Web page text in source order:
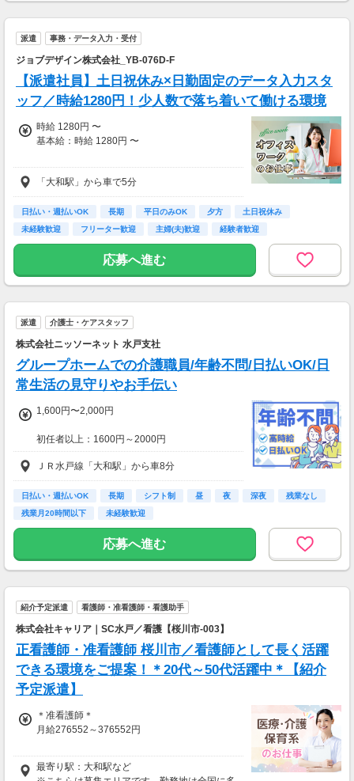
派遣 事務・データ入力・受付
ジョブデザイン株式会社_YB-076D-F
【派遣社員】土日祝休み×日勤固定のデータ入力スタ
ッフ／時給1280円！少人数で落ち着いて働ける環境
時給 1280円 〜
基本給：時給 1280円 〜
時給：1280円
・通勤手当あり
・残業代別途全額支給
「大和駅」から車で5分
日払い・週払いOK 長期 平日のみOK 夕方
土日祝休み
未経験歓迎
フリーター歓迎 主婦(夫)歓迎 経験者歓迎
応募へ進む
派遣 介護士・ケアスタッフ
株式会社ニッソーネット 水戸支社
グループホームでの介護職員/年齢不問/日払いOK/日
常生活の見守りやお手伝い
1,600円〜2,000円
初任者以上：1600円～2000円
月収例：281600円（時給1600円×8h×22日稼働
の場合）
ＪＲ水戸線「大和駅」から車8分
日払い・週払いOK 長期 シフト制 昼 夜 深夜
残業なし
残業月20時間以下
未経験歓迎
応募へ進む
紹介予定派遣 看護師・准看護師・看護助手
株式会社キャリア｜SC水戸／看護【桜川市-003】
正看護師・准看護師 桜川市／看護師として長く活躍
できる環境をご提案！＊20代～50代活躍中＊【紹介
予定派遣】
＊准看護師＊
月給276552～376552円
＊正看護師＊
月給291108～391108円
最寄り駅：大和駅など